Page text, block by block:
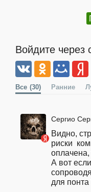
Войдите через
Все (30) Ранние
Сергио
Видно,
риски
А вот
для понта